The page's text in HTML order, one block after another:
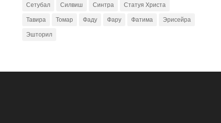
Сетубал
Силвиш Синтра
Статуя Христа
Тавира
Томар Фаду Фару Фатима
Эрисейра
Эшторил